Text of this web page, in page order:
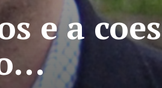
e a